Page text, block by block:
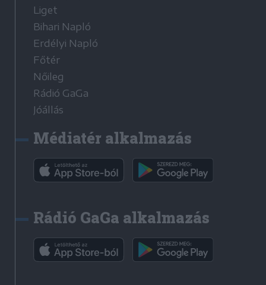
Liget
Bihari Napló
Erdélyi Napló
Főtér
Nőileg
Rádió GaGa
Jóállás
Médiatér alkalmazás
Rádió GaGa alkalmazás